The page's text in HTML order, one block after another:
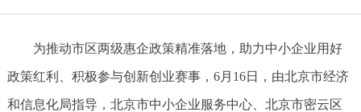
为推动市区两级惠企政策精准落地，助力中小企业用好
政策红利、积极参与创新创业赛事，6月16日，由北京市经济
和信息化局指导，北京市中小企业服务中心、北京市密云区